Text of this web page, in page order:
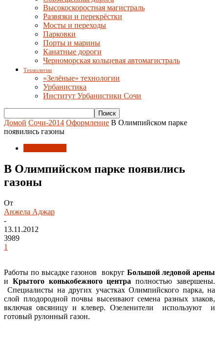
Высокоскоростная магистраль
Развязки и перекрёстки
Мосты и переходы
Парковки
Порты и марины
Канатные дороги
Черноморская кольцевая автомагистраль
Технологии
«Зелёные» технологии
Урбанистика
Институт Урбанистики Сочи
Домой Сочи-2014 Оформление В Олимпийском парке
появились газоны
В Олимпийском парке появились
газоны
От
Анжела Аджар
-
13.11.2012
3989
1
Работы по высадке газонов вокруг Большой ледовой арены
и Крытого конькобежного центра полностью завершены.
Специалисты на других участках Олимпийского парка, на
слой плодородной почвы высеивают семена разных злаков,
включая овсяницу и клевер. Озеленители используют и
готовый рулонный газон.